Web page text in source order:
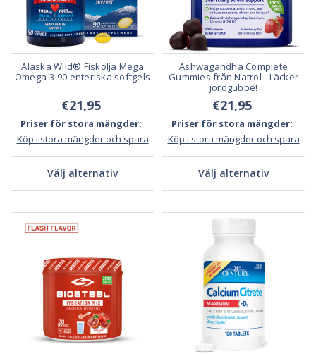
Alaska Wild® Fiskolja Mega
Omega-3 90 enteriska softgels
€21,95
Priser för stora mängder:
Köp i stora mängder och spara
Välj alternativ
Ashwagandha Complete
Gummies från Natrol - Läcker
jordgubbe!
€21,95
Priser för stora mängder:
Köp i stora mängder och spara
Välj alternativ